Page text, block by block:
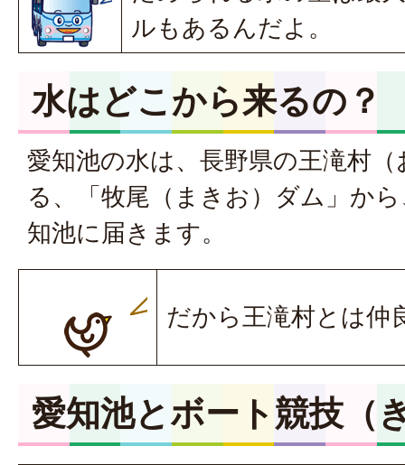
ルもあるんだよ。
水はどこから来るの？
愛知池の水は、長野県の王滝村
る、「牧尾（まきお）ダム」か
知池に届きます。
だから王滝村とは仲
愛知池とボート競技（